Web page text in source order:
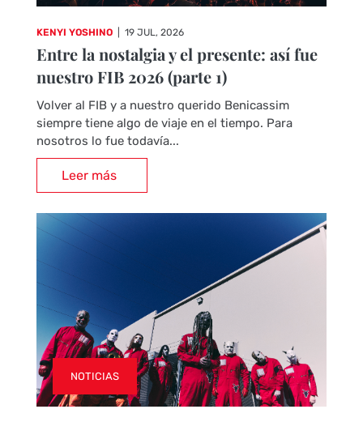
KENYI YOSHINO 19 JUL, 2026
Entre la nostalgia y el presente: así fue
nuestro FIB 2026 (parte 1)
Volver al FIB y a nuestro querido Benicassim
siempre tiene algo de viaje en el tiempo. Para
nosotros lo fue todavía...
Leer más
NOTICIAS